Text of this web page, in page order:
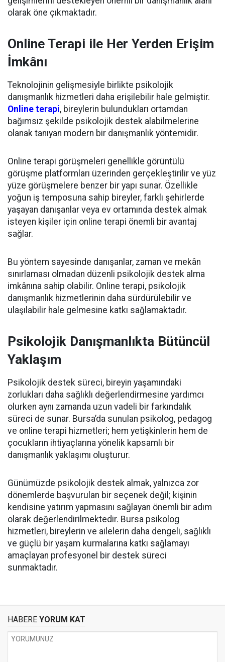
olarak öne çıkmaktadır.
Online Terapi ile Her Yerden Erişim
İmkânı
Teknolojinin gelişmesiyle birlikte psikolojik
danışmanlık hizmetleri daha erişilebilir hale gelmiştir.
Online terapi, bireylerin bulundukları ortamdan
bağımsız şekilde psikolojik destek alabilmelerine
olanak tanıyan modern bir danışmanlık yöntemidir.
Online terapi görüşmeleri genellikle görüntülü
görüşme platformları üzerinden gerçekleştirilir ve yüz
yüze görüşmelere benzer bir yapı sunar. Özellikle
yoğun iş temposuna sahip bireyler, farklı şehirlerde
yaşayan danışanlar veya ev ortamında destek almak
isteyen kişiler için online terapi önemli bir avantaj
sağlar.
Bu yöntem sayesinde danışanlar, zaman ve mekân
sınırlaması olmadan düzenli psikolojik destek alma
imkânına sahip olabilir. Online terapi, psikolojik
danışmanlık hizmetlerinin daha sürdürülebilir ve
ulaşılabilir hale gelmesine katkı sağlamaktadır.
Psikolojik Danışmanlıkta Bütüncül
Yaklaşım
Psikolojik destek süreci, bireyin yaşamındaki
zorlukları daha sağlıklı değerlendirmesine yardımcı
olurken aynı zamanda uzun vadeli bir farkındalık
süreci de sunar. Bursa’da sunulan psikolog, pedagog
ve online terapi hizmetleri; hem yetişkinlerin hem de
çocukların ihtiyaçlarına yönelik kapsamlı bir
danışmanlık yaklaşımı oluşturur.
Günümüzde psikolojik destek almak, yalnızca zor
dönemlerde başvurulan bir seçenek değil; kişinin
kendisine yatırım yapmasını sağlayan önemli bir adım
olarak değerlendirilmektedir. Bursa psikolog
hizmetleri, bireylerin ve ailelerin daha dengeli, sağlıklı
ve güçlü bir yaşam kurmalarına katkı sağlamayı
amaçlayan profesyonel bir destek süreci
sunmaktadır.
HABERE YORUM KAT